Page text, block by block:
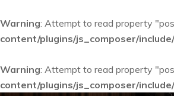
Warning: Attempt to read property
content/plugins/js_composer/
Warning: Attempt to read property
content/plugins/js_composer/